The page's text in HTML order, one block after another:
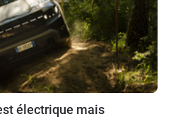
électrique mais